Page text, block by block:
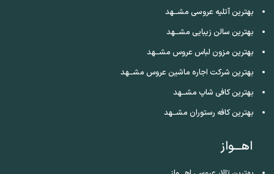
بهترین آتلیه عروسی مشــهد
بهترین سالن زیبایی مشــهد
بهترین مزون لباس عروس مشــهد
بهترین شرکت اجاره ماشین عروس مشــهد
بهترین کافی شاپ مشــهد
بهترین کافه رستوران مشــهد
اهـــواز